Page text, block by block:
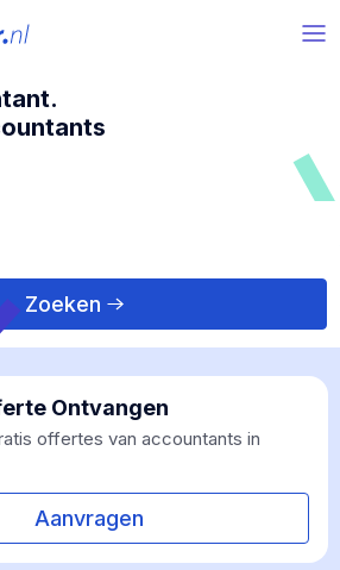
Zoeken
Ontvangen
offertes van accountants in
Aanvragen